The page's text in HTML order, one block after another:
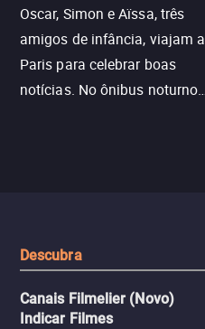
Oscar, Simon e Aïssa, três
amigos de infância, viajam a
Paris para celebrar boas
notícias. No ônibus noturno
Descubra
Canais Filmelier (Novo)
Indicar Filmes